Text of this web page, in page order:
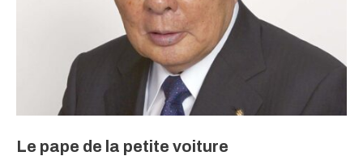
Le pape de la petite voiture